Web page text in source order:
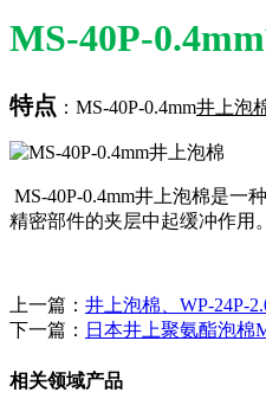
MS-40P-
特点 ：MS-40P-0.4mm井上泡
MS-40P-0.4mm井上泡棉是
精密部件的夹层中起缓冲作用。
上一篇： 井上泡棉、WP-24P-
下一篇： 日本井上聚氨酯泡棉
相关领域产品